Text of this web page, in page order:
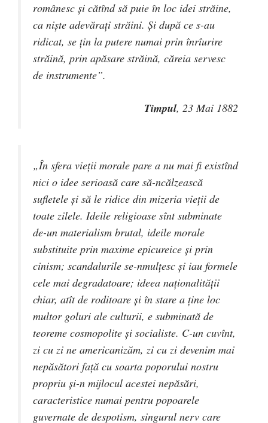
românesc şi cătînd să puie în loc idei străine,
ca nişte adevăraţi străini. Şi după ce s-au
ridicat, se ţin la putere numai prin înrîurire
străină, prin apăsare străină, căreia servesc
de instrumente”.
Timpul, 23 Mai 1882
„În sfera vieţii morale pare a nu mai fi existînd
nici o idee serioasă care să-ncălzească
sufletele şi să le ridice din mizeria vieţii de
toate zilele. Ideile religioase sînt subminate
de-un materialism brutal, ideile morale
substituite prin maxime epicureice şi prin
cinism; scandalurile se-nmulţesc şi iau formele
cele mai degradatoare; ideea naţionalităţii
chiar, atît de roditoare şi în stare a ţine loc
multor goluri ale culturii, e subminată de
teoreme cosmopolite şi socialiste. C-un cuvînt,
zi cu zi ne americanizăm, zi cu zi devenim mai
nepăsători faţă cu soarta poporului nostru
propriu şi-n mijlocul acestei nepăsări,
caracteristice numai pentru popoarele
guvernate de despotism, singurul nerv care